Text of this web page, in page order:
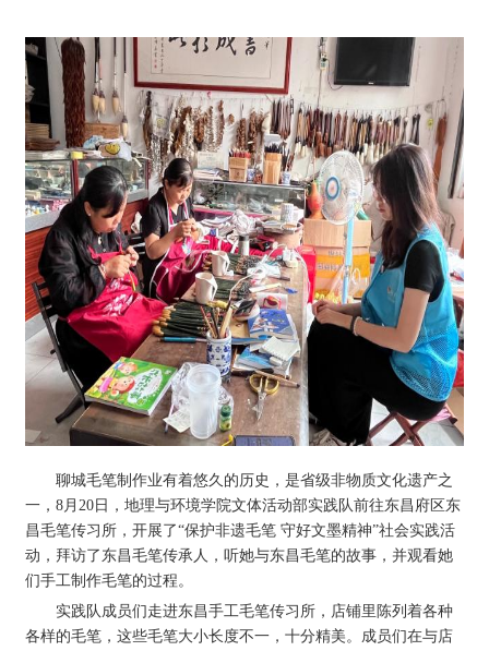
聊城毛笔制作业有着悠久的历史，是省级非物质文化遗产之
一，8月20日，地理与环境学院文体活动部实践队前往东昌府区东
昌毛笔传习所，开展了“保护非遗毛笔 守好文墨精神”社会实践活
动，拜访了东昌毛笔传承人，听她与东昌毛笔的故事，并观看她
们手工制作毛笔的过程。
实践队成员们走进东昌手工毛笔传习所，店铺里陈列着各种
各样的毛笔，这些毛笔大小长度不一，十分精美。成员们在与店